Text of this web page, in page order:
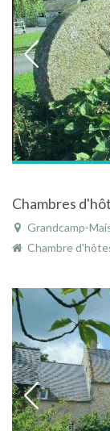
Grandcamp-Maisy
Chambre